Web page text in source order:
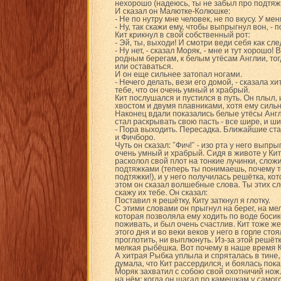
нехорошо (надеюсь, ты не забыл про
И сказал он Малютке-Колюшке:
- Не по нутру мне человек, не по вкусу. У
- Ну, так скажи ему, чтобы выпрыгнул вон, -
Кит крикнул в свой собственный рот:
- Эй, ты, выходи! И смотри веди себя как
- Ну нет, - сказал Моряк, - мне и тут хорошо!
родным берегам, к белым утёсам Англии,
или оставаться.
И он еще сильнее затопал ногами.
- Нечего делать, вези его домой, - сказала
тебе, что он очень умный и храбрый.
Кит послушался и пустился в путь. Он
хвостом и двумя плавниками, хотя ему
Наконец вдали показались белые утёсы
стал раскрывать свою пасть - все шире, и
- Пора выходить. Пересадка. Ближайшие
и Фичборо.
Чуть он сказал: "Фич!" - изо рта у него
очень умный и храбрый. Сидя в животе у
расколол свой плот на тонкие лучинки,
подтяжками (теперь ты понимаешь, почему
подтяжки!), и у него получилась решётка,
этом он сказал волшебные слова. Ты этих
скажу их тебе. Он сказал:
Поставил я решётку, Киту заткнул я глотку.
С этими словами он прыгнул на берег, на
которая позволяла ему ходить по воде
поживать, и был очень счастлив. Кит тоже
этого дня и во веки веков у него в горле
проглотить, ни выплюнуть. Из-за этой
мелкая рыбёшка. Вот почему в наше время
А хитрая Рыбка уплыла и спряталась в
думала, что Кит рассердился, и боялась
Моряк захватил с собою свой охотничий
на нём; когда он шагал по камешкам у